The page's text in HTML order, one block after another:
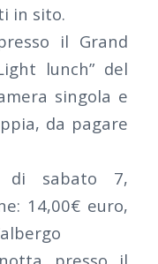
in sito.
il Grand
lunch” del
singola e
da pagare
di sabato 7,
14,00€ euro,